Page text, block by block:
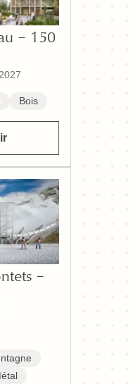
– 150
2027
Bois
–